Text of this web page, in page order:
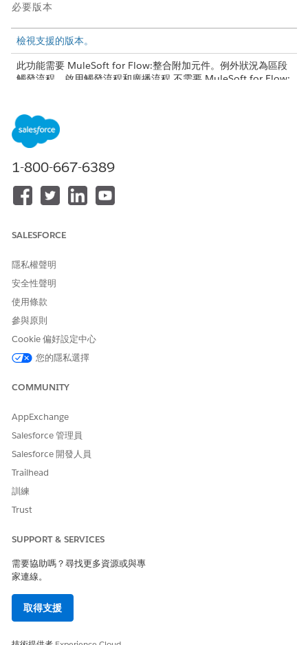
必要版本
檢視支援的版本。
此功能需要 MuleSoft for Flow:整合附加元件。例外狀況為區段
觸發流程、啟用觸發流程和廣播流程,不需要 MuleSoft for Flow:
適用於流程的 MuleSoft:與 Agentforce 搭配使用的整合功能需
要 Foundations 或 Agentforce 1 版本。若要購買這些版本,請連
什麼是值對應?
流程中重複使用。
例如,您可以將一個系統的優先順序值對應至另一個系統的優先順序
標籤,例如P1
值對應的運作方式
來源值必須是唯一的。
目標值可在多個來源值之間重複。
如果在值對應中找不到來源值,請選取預設行為。
流程失敗:停止執行並傳回錯誤。
以未對應的值傳遞:
定義預設值:
以全域資源管理「值對應」
對應。在每個值對應記錄上,您可以更新對應項目、檢閱參照地圖的
流程,以及在沒有相依性存在時刪除地圖。
1-800-667-6389
SALESFORCE
隱私權聲明
安全性聲明
使用條款
參與原則
Cookie 偏好設定中心
您的隱私選擇
COMMUNITY
AppExchange
Salesforce 管理員
Salesforce 開發人員
Trailhead
訓練
Trust
SUPPORT & SERVICES
需要協助嗎？尋找更多資源或與專
家連線。
取得支援